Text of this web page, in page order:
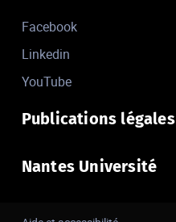
Facebook
Linkedin
YouTube
Publications légales
Nantes Université